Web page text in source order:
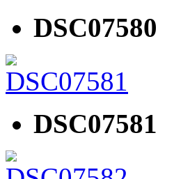
DSC07580
DSC07581